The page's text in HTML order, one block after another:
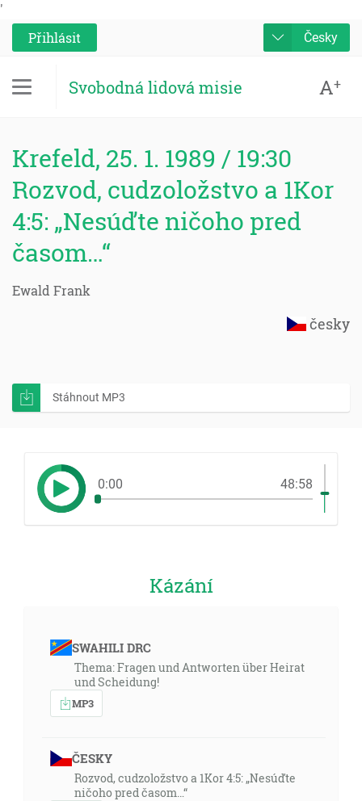
'
Přihlásit
Česky
Svobodná lidová misie A+
Krefeld, 25. 1. 1989 / 19:30
Rozvod, cudzoložstvo a 1Kor
4:5: „Nesúďte ničoho pred
časom…“
Ewald Frank
česky
Stáhnout MP3
0:00 48:58
Kázání
SWAHILI DRC
Thema: Fragen und Antworten über Heirat
und Scheidung!
MP3
ČESKY
Rozvod, cudzoložstvo a 1Kor 4:5: „Nesúďte
ničoho pred časom…“